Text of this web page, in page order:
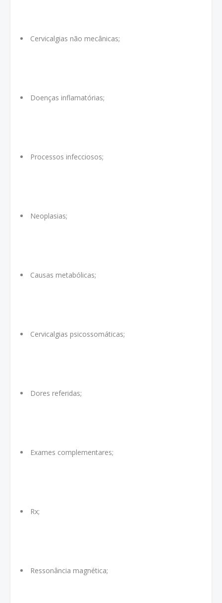
Cervicalgias não mecânicas;
Doenças inflamatórias;
Processos infecciosos;
Neoplasias;
Causas metabólicas;
Cervicalgias psicossomáticas;
Dores referidas;
Exames complementares;
Rx;
Ressonância magnética;